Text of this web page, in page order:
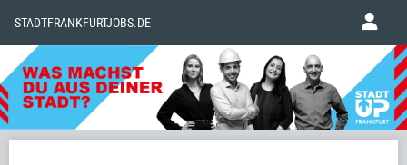
STADTFRANKFURTJOBS.DE